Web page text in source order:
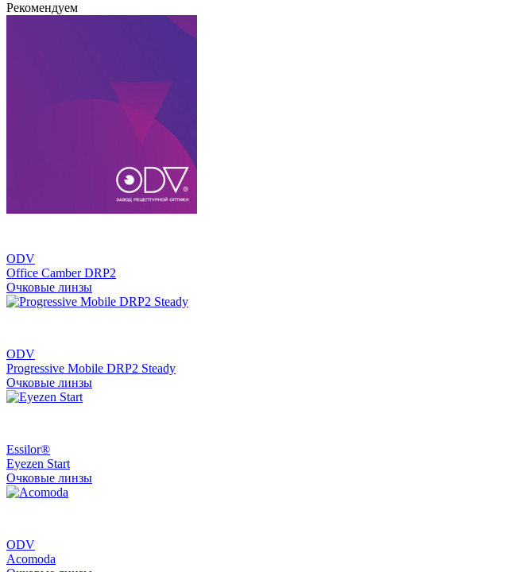
Рекомендуем
ODV
Office Camber DRP2
Очковые линзы
ODV
Progressive Mobile DRP2 Steady
Очковые линзы
Essilor®
Eyezen Start
Очковые линзы
ODV
Acomoda